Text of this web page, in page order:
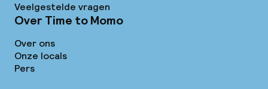
Veelgestelde vragen
Over Time to Momo
Over ons
Onze locals
Pers